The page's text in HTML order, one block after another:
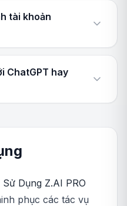
tài khoản
ChatGPT hay
Dụng Z.AI PRO
phục các tác vụ